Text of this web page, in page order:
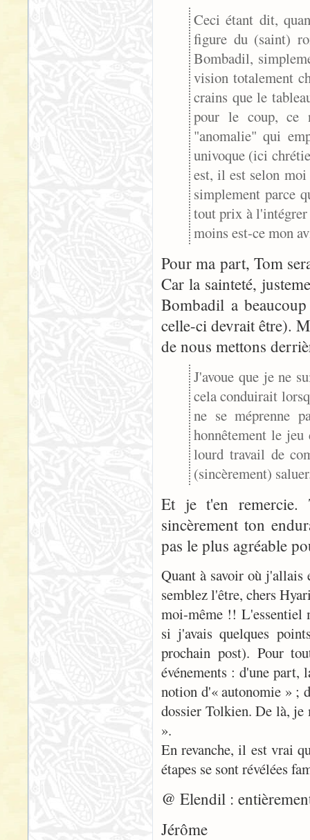
Ceci étant dit,
figure du (saint)
Bombadil,
vision totalement
crains que le
pour le coup, ce
"anomalie" qui
univoque (ici
est, il est selon
simplement parce
tout prix à l'intégrer
moins est-ce mon
Pour ma part, Tom
Car la sainteté,
Bombadil a
celle-ci devrait être).
de nous mettons
J'avoue que je ne
cela conduirait
ne se méprenne
honnêtement le
lourd travail de
(sincèrement)
Et je t'en remercie.
sincèrement ton
pas le plus agréable
Quant à savoir où j'allais
semblez l'être, chers
moi-même !! L'essentiel
si j'avais quelques
prochain post). Pour
événements : d'une part,
notion d'« autonomie » ;
dossier Tolkien. De là, je
».
En revanche, il est vrai
étapes se sont révélées
@ Elendil :
Jérôme